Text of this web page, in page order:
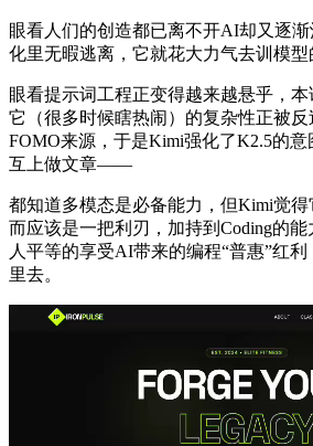
眼看人们的创造都已离不开AI却又逐
化里无暇逃离，它就花大力气去训模型
眼看提示词工程正变得越来越悬乎，本
它（很多时候瞎热闹）的复杂性正被
FOMO来源，于是Kimi强化了K2.5的
互上做文章——
都知道多模态是必备能力，但Kimi觉得
而应该是一把利刃，加持到Coding的
人平等的享受AI带来的编程“普惠”红
里去。